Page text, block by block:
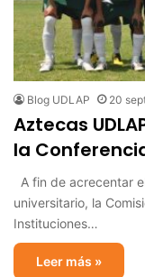
Blog UDLAP 20
Aztecas
la
A fin de acrecentar
universitario, la
Instituciones…
Leer más »